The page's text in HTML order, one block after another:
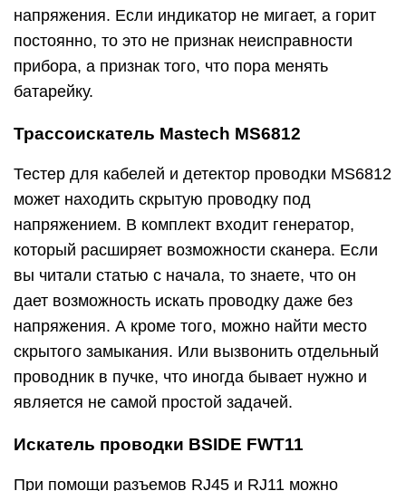
напряжения. Если индикатор не мигает, а горит
постоянно, то это не признак неисправности
прибора, а признак того, что пора менять
батарейку.
Трассоискатель Mastech MS6812
Тестер для кабелей и детектор проводки MS6812
может находить скрытую проводку под
напряжением. В комплект входит генератор,
который расширяет возможности сканера. Если
вы читали статью с начала, то знаете, что он
дает возможность искать проводку даже без
напряжения. А кроме того, можно найти место
скрытого замыкания. Или вызвонить отдельный
проводник в пучке, что иногда бывает нужно и
является не самой простой задачей.
Искатель проводки BSIDE FWT11
При помощи разъемов RJ45 и RJ11 можно